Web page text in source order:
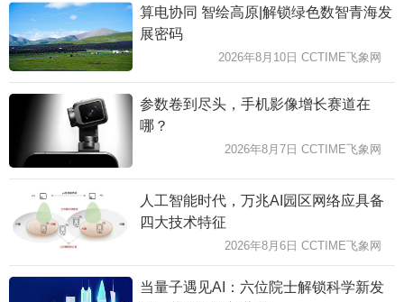
算电协同 智绘高原|解锁绿色数智青海发
展密码
2026年8月10日 CCTIME飞象网
参数卷到尽头，手机影像增长赛道在
哪？
2026年8月7日 CCTIME飞象网
人工智能时代，万兆AI园区网络应具备
四大技术特征
2026年8月6日 CCTIME飞象网
当量子遇见AI：六位院士解锁科学新发